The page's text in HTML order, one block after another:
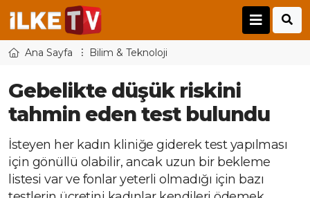
Ana Sayfa Bilim & Teknoloji
Gebelikte düşük riskini
tahmin eden test bulundu
İsteyen her kadın kliniğe giderek test yapılması
için gönüllü olabilir, ancak uzun bir bekleme
listesi var ve fonlar yeterli olmadığı için bazı